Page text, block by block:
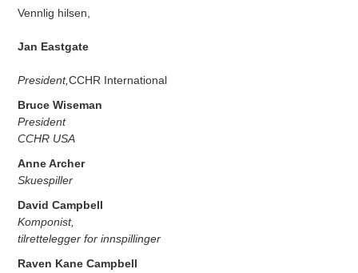
Vennlig hilsen,
Jan Eastgate
President,CCHR International
Bruce Wiseman
President
CCHR USA
Anne Archer
Skuespiller
David Campbell
Komponist,
tilrettelegger for innspillinger
Raven Kane Campbell